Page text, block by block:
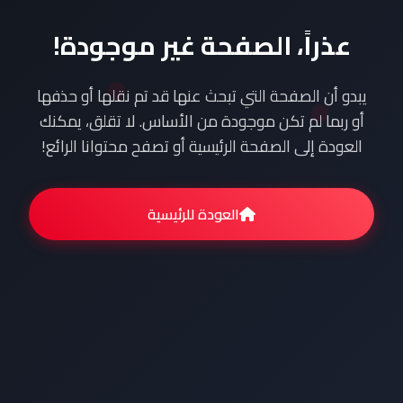
عذراً، الصفحة غير موجودة!
يبدو أن الصفحة التي تبحث عنها قد تم نقلها أو حذفها
أو ربما لم تكن موجودة من الأساس. لا تقلق، يمكنك
العودة إلى الصفحة الرئيسية أو تصفح محتوانا الرائع!
العودة للرئيسية